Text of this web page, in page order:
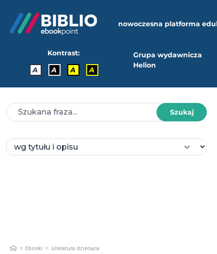
nowoczesna platforma
Kontrast:
A
A A A
Grupa wydawnicza
Helion
Szukaj
Ebooki Literatura dziecięca